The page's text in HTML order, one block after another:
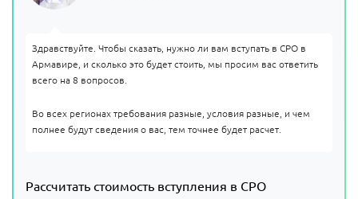
Здравствуйте. Чтобы сказать, нужно ли вам вступать в СРО в
Армавире, и сколько это будет стоить, мы просим вас ответить
всего на 8 вопросов.
Во всех регионах требования разные, условия разные, и чем
полнее будут сведения о вас, тем точнее будет расчет.
Рассчитать стоимость вступления в СРО